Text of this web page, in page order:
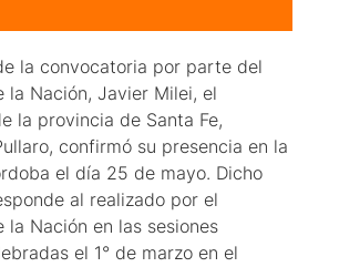
la convocatoria por parte del
la Nación, Javier Milei, el
la provincia de Santa Fe,
confirmó su presencia en la
el día 25 de mayo. Dicho
al realizado por el
la Nación en las sesiones
el 1° de marzo en el